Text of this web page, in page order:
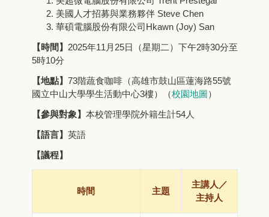
美國人才招募與業務夥伴 Steve Chen
華碩電腦股份有限公司Hkawn (Joy) San
【時間】 2025年11月25日（星期二）下午2時30分至
5時10分
【地點】 73階蔬食咖啡（高雄市鼓山區蓮海路55號
國立中山大學學生活動中心3樓）（校園地圖 ）
【參與對象】 本校管理學院外籍生計54人
【語言】 英語
【議程】
時間 主題
主講人／
主持人